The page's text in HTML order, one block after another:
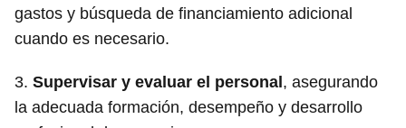
gastos y búsqueda de financiamiento adicional
cuando es necesario.
3. Supervisar y evaluar el personal , asegurando
la adecuada formación, desempeño y desarrollo